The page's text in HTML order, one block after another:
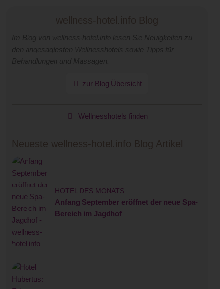
wellness-hotel.info Blog
zur Blog Übersicht
Wellnesshotels finden
Neueste wellness-hotel.info Blog Artikel
HOTEL DES MONATS
Anfang September eröffnet der neue Spa-
Bereich im Jagdhof